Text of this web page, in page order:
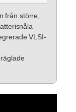
från större,
VLSI-